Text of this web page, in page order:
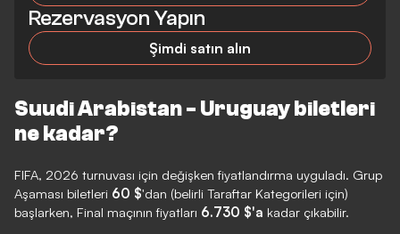
Rezervasyon Yapın
Şimdi satın alın
Suudi Arabistan - Uruguay biletleri
ne kadar?
FIFA, 2026 turnuvası için değişken fiyatlandırma uyguladı. Grup
Aşaması biletleri 60 $'dan (belirli Taraftar Kategorileri için)
başlarken, Final maçının fiyatları 6.730 $'a kadar çıkabilir.